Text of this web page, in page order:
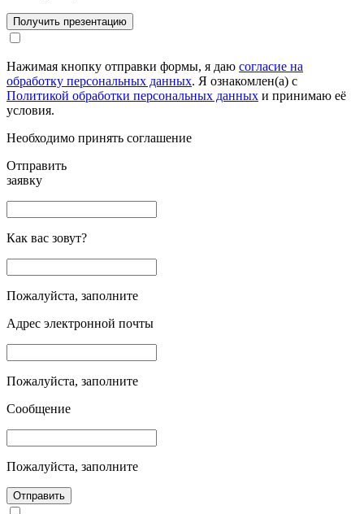
Получить презентацию
Нажимая кнопку отправки формы, я даю согласие на
обработку персональных данных. Я ознакомлен(а) с
Политикой обработки персональных данных и принимаю её
условия.
Необходимо принять соглашение
Отправить
заявку
Как вас зовут?
Пожалуйста, заполните
Адрес электронной почты
Пожалуйста, заполните
Сообщение
Пожалуйста, заполните
Отправить